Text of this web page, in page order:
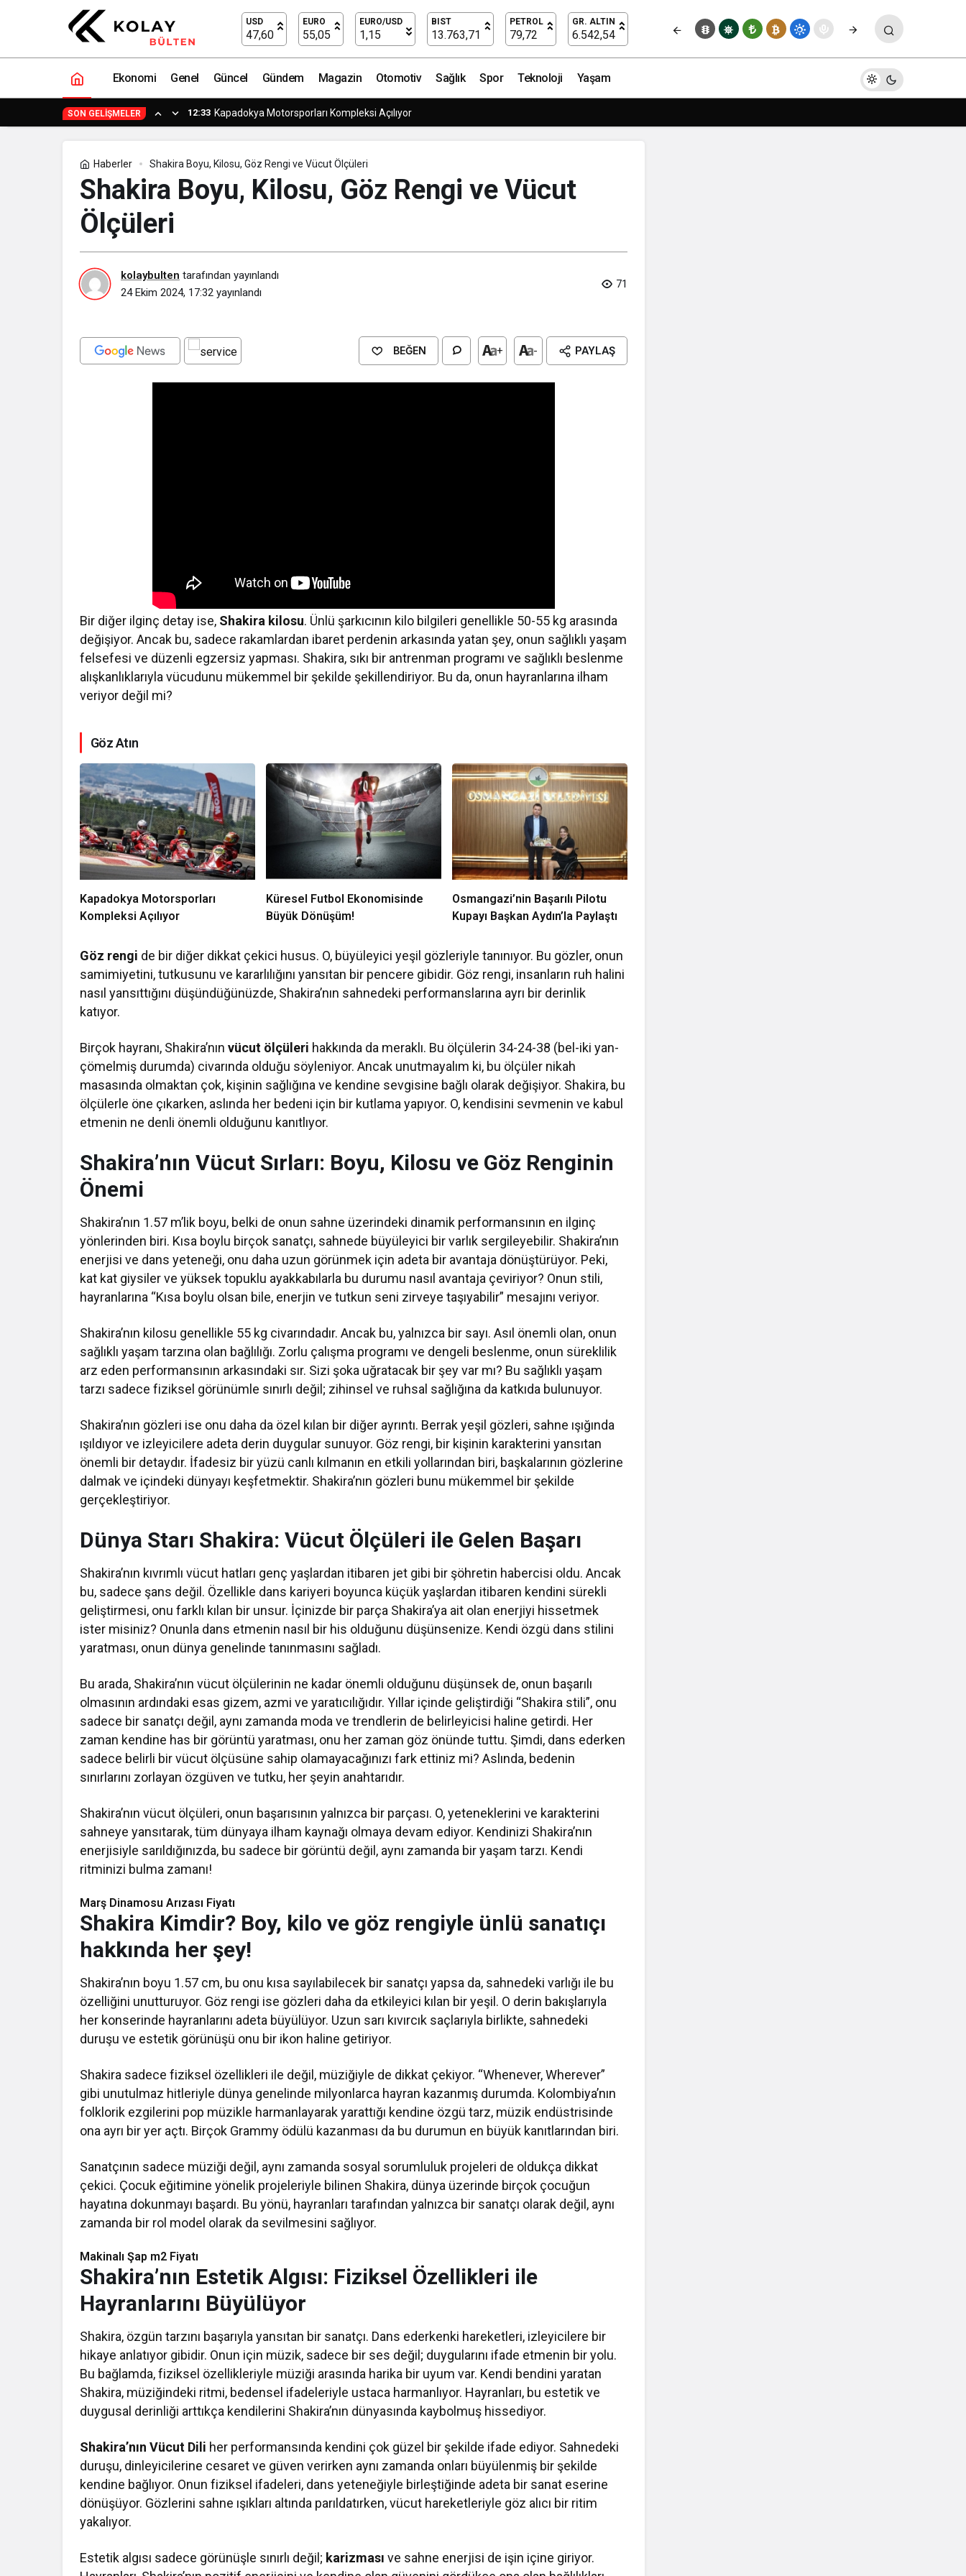
USD
47,60
EURO
55,05
EURO/USD
1,15
BIST
13.763,71
PETROL
79,72
GR. ALTIN
6.542,54
Ekonomi Genel Güncel Gündem Magazin Otomotiv Sağlık Spor Teknoloji Yaşam
SON GELIŞMELER 12:33 Kapadokya Motorsporları Kompleksi Açılıyor
Haberler Shakira Boyu, Kilosu, Göz Rengi ve Vücut Ölçüleri
Shakira Boyu, Kilosu, Göz Rengi ve Vücut
Ölçüleri
kolaybulten tarafından yayınlandı
24 Ekim 2024, 17:32 yayınlandı
71
BEĞEN + - PAYLAŞ
Bir diğer ilginç detay ise, Shakira kilosu. Ünlü şarkıcının kilo bilgileri genellikle 50-55 kg arasında
değişiyor. Ancak bu, sadece rakamlardan ibaret perdenin arkasında yatan şey, onun sağlıklı yaşam
felsefesi ve düzenli egzersiz yapması. Shakira, sıkı bir antrenman programı ve sağlıklı beslenme
alışkanlıklarıyla vücudunu mükemmel bir şekilde şekillendiriyor. Bu da, onun hayranlarına ilham
veriyor değil mi?
Göz Atın
Kapadokya Motorsporları
Kompleksi Açılıyor
Küresel Futbol Ekonomisinde
Büyük Dönüşüm!
Osmangazi’nin Başarılı Pilotu
Kupayı Başkan Aydın’la Paylaştı
Göz rengi de bir diğer dikkat çekici husus. O, büyüleyici yeşil gözleriyle tanınıyor. Bu gözler, onun
samimiyetini, tutkusunu ve kararlılığını yansıtan bir pencere gibidir. Göz rengi, insanların ruh halini
nasıl yansıttığını düşündüğünüzde, Shakira’nın sahnedeki performanslarına ayrı bir derinlik
katıyor.
Birçok hayranı, Shakira’nınvücut ölçüleri hakkında da meraklı. Bu ölçülerin 34-24-38 (bel-iki yan-
çömelmiş durumda) civarında olduğu söyleniyor. Ancak unutmayalım ki, bu ölçüler nikah
masasında olmaktan çok, kişinin sağlığına ve kendine sevgisine bağlı olarak değişiyor. Shakira, bu
ölçülerle öne çıkarken, aslında her bedeni için bir kutlama yapıyor. O, kendisini sevmenin ve kabul
etmenin ne denli önemli olduğunu kanıtlıyor.
Shakira’nın Vücut Sırları: Boyu, Kilosu ve Göz Renginin
Önemi
Shakira’nın 1.57 m’lik boyu, belki de onun sahne üzerindeki dinamik performansının en ilginç
yönlerinden biri. Kısa boylu birçok sanatçı, sahnede büyüleyici bir varlık sergileyebilir. Shakira’nın
enerjisi ve dans yeteneği, onu daha uzun görünmek için adeta bir avantaja dönüştürüyor. Peki,
kat kat giysiler ve yüksek topuklu ayakkabılarla bu durumu nasıl avantaja çeviriyor? Onun stili,
hayranlarına “Kısa boylu olsan bile, enerjin ve tutkun seni zirveye taşıyabilir” mesajını veriyor.
Shakira’nın kilosu genellikle 55 kg civarındadır. Ancak bu, yalnızca bir sayı. Asıl önemli olan, onun
sağlıklı yaşam tarzına olan bağlılığı. Zorlu çalışma programı ve dengeli beslenme, onun süreklilik
arz eden performansının arkasındaki sır. Sizi şoka uğratacak bir şey var mı? Bu sağlıklı yaşam
tarzı sadece fiziksel görünümle sınırlı değil; zihinsel ve ruhsal sağlığına da katkıda bulunuyor.
Shakira’nın gözleri ise onu daha da özel kılan bir diğer ayrıntı. Berrak yeşil gözleri, sahne ışığında
ışıldıyor ve izleyicilere adeta derin duygular sunuyor. Göz rengi, bir kişinin karakterini yansıtan
önemli bir detaydır. İfadesiz bir yüzü canlı kılmanın en etkili yollarından biri, başkalarının gözlerine
dalmak ve içindeki dünyayı keşfetmektir. Shakira’nın gözleri bunu mükemmel bir şekilde
gerçekleştiriyor.
Dünya Starı Shakira: Vücut Ölçüleri ile Gelen Başarı
Shakira’nın kıvrımlı vücut hatları genç yaşlardan itibaren jet gibi bir şöhretin habercisi oldu. Ancak
bu, sadece şans değil. Özellikle dans kariyeri boyunca küçük yaşlardan itibaren kendini sürekli
geliştirmesi, onu farklı kılan bir unsur. İçinizde bir parça Shakira’ya ait olan enerjiyi hissetmek
ister misiniz? Onunla dans etmenin nasıl bir his olduğunu düşünsenize. Kendi özgü dans stilini
yaratması, onun dünya genelinde tanınmasını sağladı.
Bu arada, Shakira’nın vücut ölçülerinin ne kadar önemli olduğunu düşünsek de, onun başarılı
olmasının ardındaki esas gizem, azmi ve yaratıcılığıdır. Yıllar içinde geliştirdiği “Shakira stili”, onu
sadece bir sanatçı değil, aynı zamanda moda ve trendlerin de belirleyicisi haline getirdi. Her
zaman kendine has bir görüntü yaratması, onu her zaman göz önünde tuttu. Şimdi, dans ederken
sadece belirli bir vücut ölçüsüne sahip olamayacağınızı fark ettiniz mi? Aslında, bedenin
sınırlarını zorlayan özgüven ve tutku, her şeyin anahtarıdır.
Shakira’nın vücut ölçüleri, onun başarısının yalnızca bir parçası. O, yeteneklerini ve karakterini
sahneye yansıtarak, tüm dünyaya ilham kaynağı olmaya devam ediyor. Kendinizi Shakira’nın
enerjisiyle sarıldığınızda, bu sadece bir görüntü değil, aynı zamanda bir yaşam tarzı. Kendi
ritminizi bulma zamanı!
Marş Dinamosu Arızası Fiyatı
Shakira Kimdir? Boy, kilo ve göz rengiyle ünlü sanatıçı
hakkında her şey!
Shakira’nın boyu 1.57 cm, bu onu kısa sayılabilecek bir sanatçı yapsa da, sahnedeki varlığı ile bu
özelliğini unutturuyor. Göz rengi ise gözleri daha da etkileyici kılan bir yeşil. O derin bakışlarıyla
her konserinde hayranlarını adeta büyülüyor. Uzun sarı kıvırcık saçlarıyla birlikte, sahnedeki
duruşu ve estetik görünüşü onu bir ikon haline getiriyor.
Shakira sadece fiziksel özellikleri ile değil, müziğiyle de dikkat çekiyor. “Whenever, Wherever”
gibi unutulmaz hitleriyle dünya genelinde milyonlarca hayran kazanmış durumda. Kolombiya’nın
folklorik ezgilerini pop müzikle harmanlayarak yarattığı kendine özgü tarz, müzik endüstrisinde
ona ayrı bir yer açtı. Birçok Grammy ödülü kazanması da bu durumun en büyük kanıtlarından biri.
Sanatçının sadece müziği değil, aynı zamanda sosyal sorumluluk projeleri de oldukça dikkat
çekici. Çocuk eğitimine yönelik projeleriyle bilinen Shakira, dünya üzerinde birçok çocuğun
hayatına dokunmayı başardı. Bu yönü, hayranları tarafından yalnızca bir sanatçı olarak değil, aynı
zamanda bir rol model olarak da sevilmesini sağlıyor.
Makinalı Şap m2 Fiyatı
Shakira’nın Estetik Algısı: Fiziksel Özellikleri ile
Hayranlarını Büyülüyor
Shakira, özgün tarzını başarıyla yansıtan bir sanatçı. Dans ederkenki hareketleri, izleyicilere bir
hikaye anlatıyor gibidir. Onun için müzik, sadece bir ses değil; duygularını ifade etmenin bir yolu.
Bu bağlamda, fiziksel özellikleriyle müziği arasında harika bir uyum var. Kendi bendini yaratan
Shakira, müziğindeki ritmi, bedensel ifadeleriyle ustaca harmanlıyor. Hayranları, bu estetik ve
duygusal derinliği arttıkça kendilerini Shakira’nın dünyasında kaybolmuş hissediyor.
Shakira’nın Vücut Dili her performansında kendini çok güzel bir şekilde ifade ediyor. Sahnedeki
duruşu, dinleyicilerine cesaret ve güven verirken aynı zamanda onları büyülenmiş bir şekilde
kendine bağlıyor. Onun fiziksel ifadeleri, dans yeteneğiyle birleştiğinde adeta bir sanat eserine
dönüşüyor. Gözlerini sahne ışıkları altında parıldatırken, vücut hareketleriyle göz alıcı bir ritim
yakalıyor.
Estetik algısı sadece görünüşle sınırlı değil; karizması ve sahne enerjisi de işin içine giriyor.
Shakira Boyu, Kilosu, Göz Rengi ve Vücut Ölçüleri Yorum Yap